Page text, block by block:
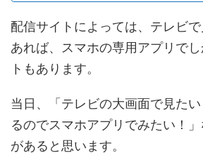
配信サイトによっては、テレビ
あれば、スマホの専用アプリで
トもあります。
当日、「テレビの大画面で見た
るのでスマホアプリでみたい！
があると思います。